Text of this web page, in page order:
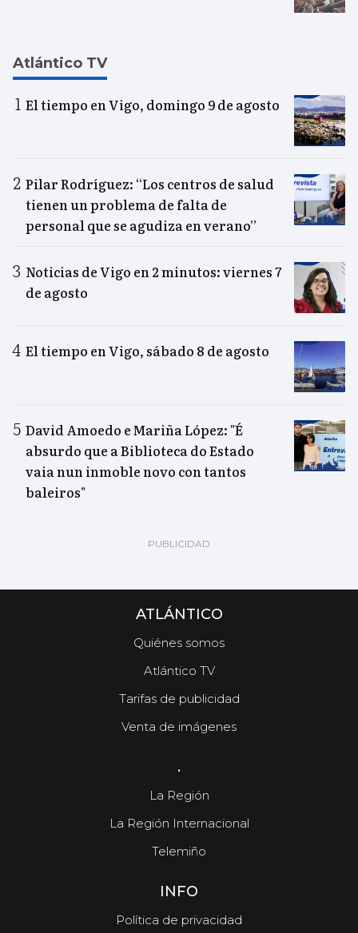
Atlántico TV
El tiempo en Vigo, domingo 9 de agosto
Pilar Rodríguez: “Los centros de salud
tienen un problema de falta de
personal que se agudiza en verano”
Noticias de Vigo en 2 minutos: viernes 7
de agosto
El tiempo en Vigo, sábado 8 de agosto
David Amoedo e Mariña López: "É
absurdo que a Biblioteca do Estado
vaia nun inmoble novo con tantos
baleiros"
ATLÁNTICO
Quiénes somos
Atlántico TV
Tarifas de publicidad
Venta de imágenes
.
La Región
La Región Internacional
Telemiño
INFO
Política de privacidad